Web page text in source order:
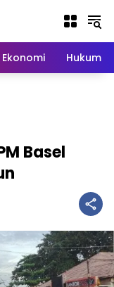
Ekonomi Hukum
Basel